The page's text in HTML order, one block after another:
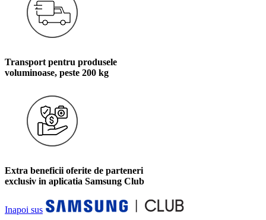
Transport pentru produsele
voluminoase, peste 200 kg
Extra beneficii oferite de parteneri
exclusiv in aplicatia Samsung Club
Inapoi sus